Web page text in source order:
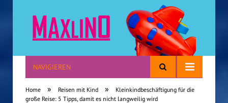
Reisen mit Kindern
NAVIGIEREN
Home » Reisen mit Kind »
Kleinkindbeschäftigung für die
große Reise: 5 Tipps, damit es nicht langweilig wird